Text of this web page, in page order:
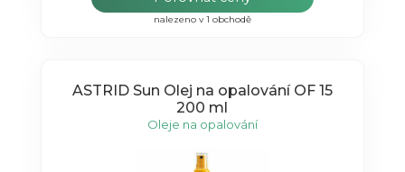
nalezeno v 1 obchodě
ASTRID Sun Olej na opalování OF 15
200 ml
Oleje na opalování